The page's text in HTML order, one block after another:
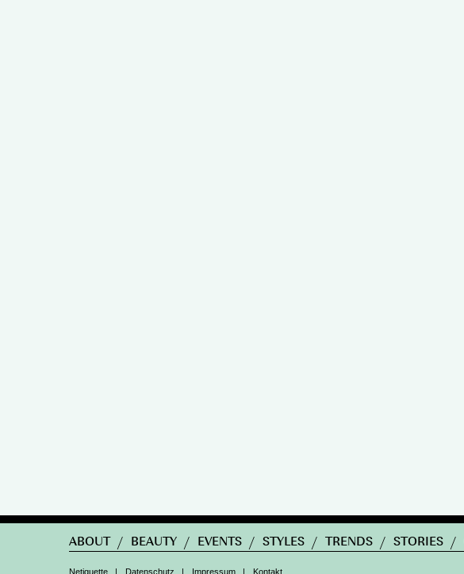
ABOUT / BEAUTY / EVENTS / STYLES / TRENDS / STORIES /
Netiquette | Datenschutz | Impressum | Kontakt